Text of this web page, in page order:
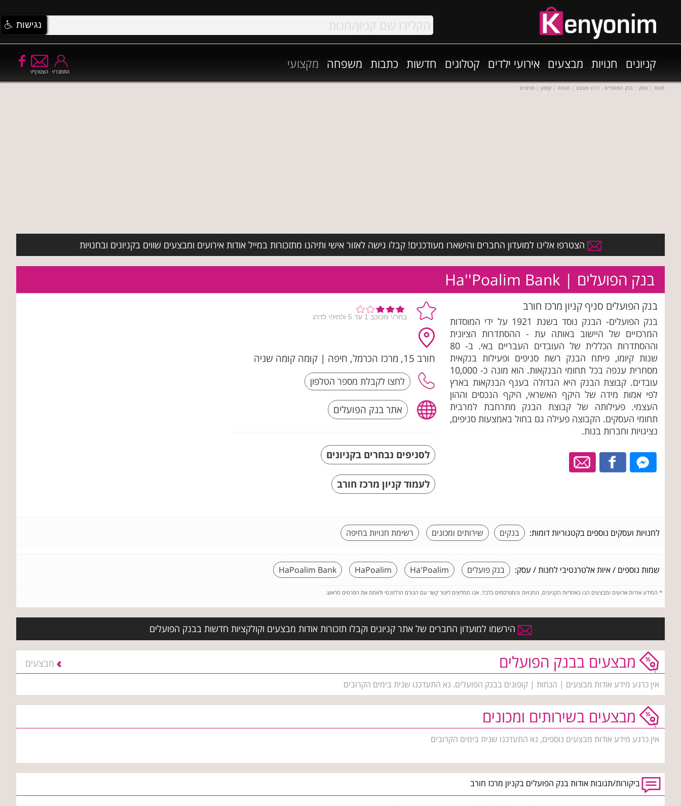
קניונים חנויות מבצעים אירועי ילדים קטלוגים חדשות כתבות משפחה מקצועי
הצטרף/י התחבר/י
חנות | עסק :: בנק הפועלים - חפש מבצע | הנחה | קופון | סניפים
הצטרפו אלינו למועדון החברים והישארו מעודכנים! קבלו גישה לאזור אישי ותיהנו מתזכורות במייל אודות אירועים ומבצעים שווים בקניונים ובחנויות
בנק הפועלים | Ha''Poalim Bank
בנק הפועלים סניף קניון מרכז חורב
בנק הפועלים- הבנק נוסד בשנת 1921 על ידי המוסדות
המרכזיים של היישוב באותה עת - ההסתדרות הציונית
וההסתדרות הכללית של העובדים העבריים באי. ב- 80
שנות קיומו, פיתח הבנק רשת סניפים ופעילות בנקאית
מסחרית ענפה בכל תחומי הבנקאות. הוא מונה כ- 10,000
עובדים. קבוצת הבנק היא הגדולה בענף הבנקאות בארץ
לפי אמות מידה של היקף האשראי, היקף הנכסים וההון
העצמי. פעילותה של קבוצת הבנק מתרחבת למרבית
תחומי העסקים. הקבוצה פעילה גם בחול באמצעות סניפים,
נציגויות וחברות בנות.
חורב 15, מרכז הכרמל, חיפה | קומה קומה שניה
אתר בנק הפועלים
לסניפים נבחרים בקניונים
לעמוד קניון מרכז חורב
לחנויות ועסקים נוספים בקטגוריות דומות: בנקים שירותים ומכונים רשימת חנויות בחיפה
שמות נוספים / איות אלטרנטיבי לחנות / עסק: בנק פועלים Ha'Poalim
HaPoalim
HaPoalim Bank
* המידע אודות ארועים ומבצעים הנו באחריות הקניונים, החנויות והמפרסמים בלבד. אנו ממליצים ליצור קשר עם הגורם הרלוונטי ולאמת את הפרטים מראש.
הירשמו למועדון החברים של אתר קניונים וקבלו תזכורות אודות מבצעים וקולקציות חדשות בבנק הפועלים
מבצעים בבנק הפועלים מבצעים
אין כרגע מידע אודות מבצעים | הנחות | קופונים בבנק הפועלים. נא התעדכנו שנית בימים הקרובים
מבצעים בשירותים ומכונים
אין כרגע מידע אודות מבצעים נוספים, נא התעדכנו שנית בימים הקרובים
ביקורות/תגובות אודות בנק הפועלים בקניון מרכז חורב
נגישות